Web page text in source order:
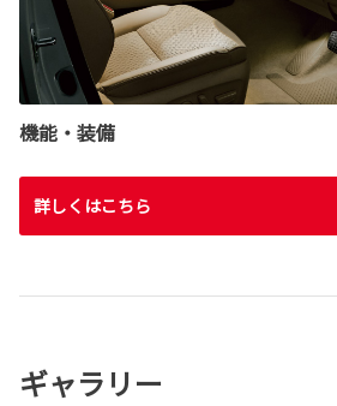
機能・装備
詳しくはこちら
ギャラリー